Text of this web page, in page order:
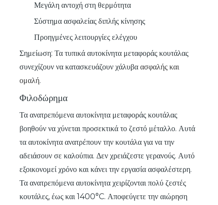
Μεγάλη αντοχή στη θερμότητα
Σύστημα ασφαλείας διπλής κίνησης
Προηγμένες λειτουργίες ελέγχου
Σημείωση: Τα τυπικά αυτοκίνητα μεταφοράς κουτάλας
συνεχίζουν να κατασκευάζουν χάλυβα ασφαλής και
ομαλή.
Φιλοδώρημα
Τα ανατρεπόμενα αυτοκίνητα μεταφοράς κουτάλας
βοηθούν να χύνεται προσεκτικά το ζεστό μέταλλο. Αυτά
τα αυτοκίνητα ανατρέπουν την κουτάλα για να την
αδειάσουν σε καλούπια. Δεν χρειάζεστε γερανούς. Αυτό
εξοικονομεί χρόνο και κάνει την εργασία ασφαλέστερη.
Τα ανατρεπόμενα αυτοκίνητα χειρίζονται πολύ ζεστές
κουτάλες, έως και 1400°C. Αποφεύγετε την αιώρηση